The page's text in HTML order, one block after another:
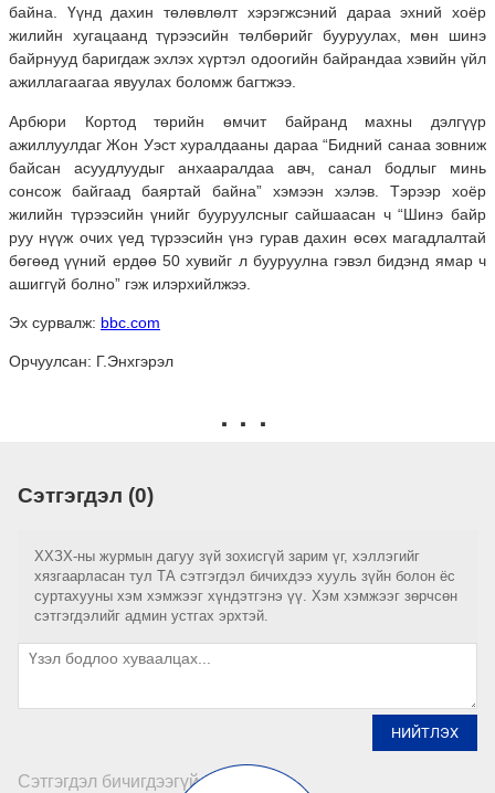
байна. Үүнд дахин төлөвлөлт хэрэгжсэний дараа эхний хоёр
жилийн хугацаанд түрээсийн төлбөрийг бууруулах, мөн шинэ
байрнууд баригдаж эхлэх хүртэл одоогийн байрандаа хэвийн үйл
ажиллагаагаа явуулах боломж багтжээ.
Арбюри Кортод төрийн өмчит байранд махны дэлгүүр
ажиллуулдаг Жон Уэст хуралдааны дараа “Бидний санаа зовниж
байсан асуудлуудыг анхааралдаа авч, санал бодлыг минь
сонсож байгаад баяртай байна” хэмээн хэлэв. Тэрээр хоёр
жилийн түрээсийн үнийг бууруулсныг сайшаасан ч “Шинэ байр
руу нүүж очих үед түрээсийн үнэ гурав дахин өсөх магадлалтай
бөгөөд үүний ердөө 50 хувийг л бууруулна гэвэл бидэнд ямар ч
ашиггүй болно” гэж илэрхийлжээ.
Эх сурвалж: bbc.com
Орчуулсан: Г.Энхгэрэл
Сэтгэгдэл (0)
ХХЗХ-ны журмын дагуу зүй зохисгүй зарим үг, хэллэгийг
хязгаарласан тул ТА сэтгэгдэл бичихдээ хууль зүйн болон ёс
суртахууны хэм хэмжээг хүндэтгэнэ үү. Хэм хэмжээг зөрчсөн
сэтгэгдэлийг админ устгах эрхтэй.
НИЙТЛЭХ
Сэтгэгдэл бичигдээгүй байна